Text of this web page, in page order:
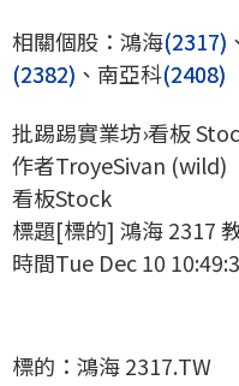
相關個股：鴻海(2317)
(2382) 、南亞科(2408)
批踢踢實業坊›看板
作者TroyeSivan (wild)
看板Stock
標題[標的] 鴻海 2317
時間Tue Dec 10
標的：鴻海 2317.TW